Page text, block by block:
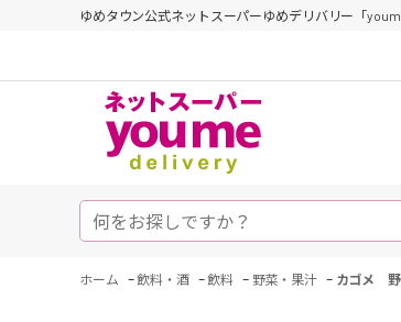
ゆめタウン公式ネットスーパーゆめデリバリー「
ホーム -飲料・酒 -飲料 - 野菜・果汁 - カゴメ 野